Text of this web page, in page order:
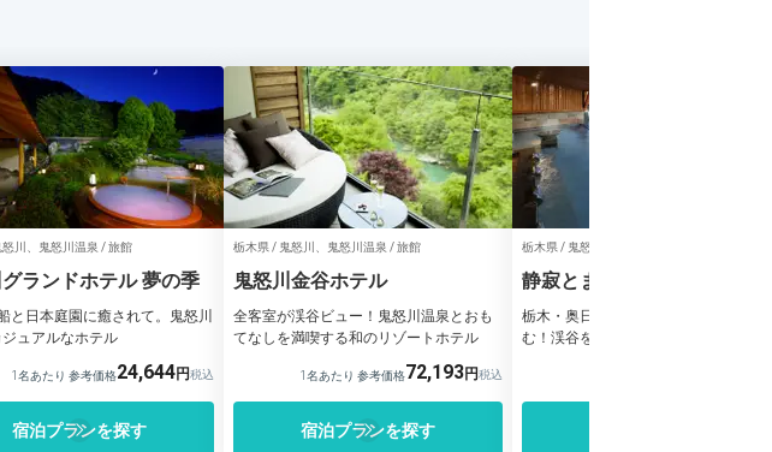
川、鬼怒川温泉 / 旅館
ランドホテル 夢の季
と日本庭園に癒されて。鬼怒川
ュアルなホテル
1名あたり 参考価格24,644
宿泊プランを探す
栃木県 / 鬼怒川、鬼怒川温泉 / 旅館
鬼怒川金谷ホテル
全客室が渓谷ビュー！鬼怒川温泉とおも
てなしを満喫する和のリゾートホテル
1名あたり 参考価格72,193
宿泊プランを探す
栃木県 / 鬼怒川、鬼怒川温泉 / 旅館
静寂とまごころの宿 七重八
栃木・奥日光で鬼怒川温泉と美食を愉
む！渓谷を望む温泉宿